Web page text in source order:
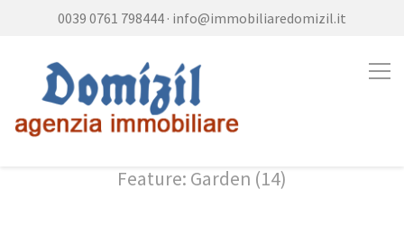
0039 0761 798444 · info@immobiliaredomizil.it
Feature: Garden (14)